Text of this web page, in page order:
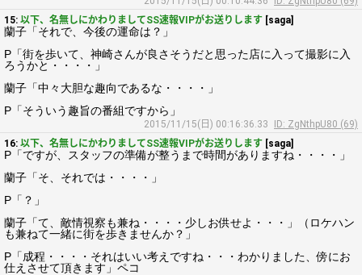
15: 以下、名無しにかわりましてSS速報VIPがお送りします [saga]
蘭子「それで、今後の運命は？」
P「街を歩いて、神崎さんが良さそうだと思った店に入って撮影に入
ろうかと・・・・」
蘭子「中々大胆な趣向であるな・・・・」
P「そういう趣旨の番組ですから」
2015/11/15(日) 00:16:36.33
ID: ZgNthpU80 (69)
16: 以下、名無しにかわりましてSS速報VIPがお送りします [saga]
P「ですが、スタッフの準備が整うまで時間がありますね・・・・」
蘭子「そ、それでは・・・・」
P「？」
蘭子「て、敵情視察も兼ね・・・・少しお供せよ・・・」（ロケハン
も兼ねて一緒に街を歩きませんか？」
P「成程・・・・それはいい考えですね・・・わかりました、傍にお
仕えさせて頂きます」ペコ